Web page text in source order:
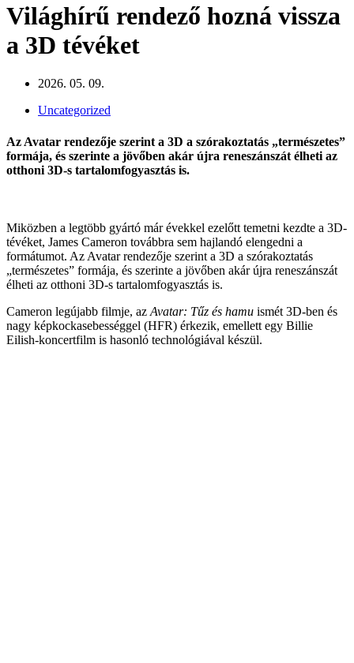
Világhírű rendező hozná vissza
a 3D tévéket
2026. 05. 09.
Uncategorized
Az Avatar rendezője szerint a 3D a szórakoztatás „természetes”
formája, és szerinte a jövőben akár újra reneszánszát élheti az
otthoni 3D-s tartalomfogyasztás is.
Miközben a legtöbb gyártó már évekkel ezelőtt temetni kezdte a 3D-
tévéket, James Cameron továbbra sem hajlandó elengedni a
formátumot. Az Avatar rendezője szerint a 3D a szórakoztatás
„természetes” formája, és szerinte a jövőben akár újra reneszánszát
élheti az otthoni 3D-s tartalomfogyasztás is.
Cameron legújabb filmje, az Avatar: Tűz és hamu ismét 3D-ben és
nagy képkockasebességgel (HFR) érkezik, emellett egy Billie
Eilish-koncertfilm is hasonló technológiával készül.